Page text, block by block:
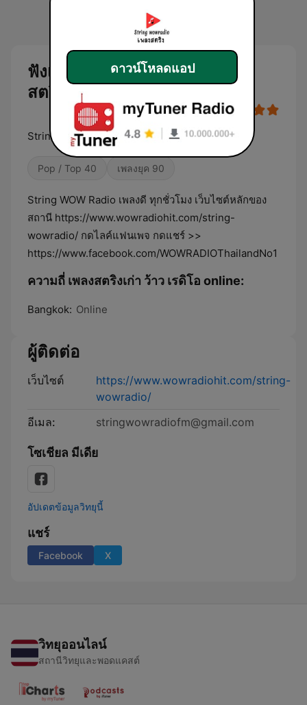
ฟังเพลงออนไลน์ยุค90 กับ เพลง
สตริงเก่า WOW Radio Online
String WOW Radio Online เพลงดี ทุกชั่วโมง
Pop / Top 40 เพลงยุค 90
String WOW Radio เพลงดี ทุกชั่วโมง เว็บไซต์หลักของ
สถานี https://www.wowradiohit.com/string-
wowradio/ กดไลค์แฟนเพจ กดแชร์ >>
https://www.facebook.com/WOWRADIOThailandNo1
ความถี่ เพลงสตริงเก่า ว้าว เรดิโอ online:
Bangkok: Online
ผู้ติดต่อ
เว็บไซต์
https://www.wowradiohit.com/string-
wowradio/
อีเมล:
stringwowradiofm@gmail.com
โซเชียล มีเดีย
อัปเดตข้อมูลวิทยุนี้
แชร์
Facebook X
วิทยุออนไลน์
สถานีวิทยุและพอดแคสต์
ดาวน์โหลดแอป